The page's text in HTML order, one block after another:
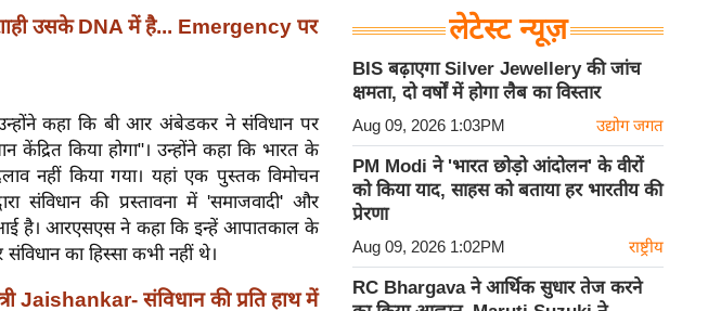
उसके DNA में है... Emergency पर
कहा कि बी आर अंबेडकर ने संविधान पर
किया होगा"। उन्होंने कहा कि भारत के
नहीं किया गया। यहां एक पुस्तक विमोचन
संविधान की प्रस्तावना में 'समाजवादी' और
आई है। आरएसएस ने कहा कि इन्हें आपातकाल के
का हिस्सा कभी नहीं थे।
Jaishankar- संविधान की प्रति हाथ में
लेटेस्ट न्यूज़
BIS बढ़ाएगा Silver Jewellery की जांच
क्षमता, दो वर्षों में होगा लैब का विस्तार
Aug 09, 2026 1:03PM उद्योग जगत
PM Modi ने 'भारत छोड़ो आंदोलन' के वीरों
को किया याद, साहस को बताया हर भारतीय की
प्रेरणा
Aug 09, 2026 1:02PM राष्ट्रीय
RC Bhargava ने आर्थिक सुधार तेज करने